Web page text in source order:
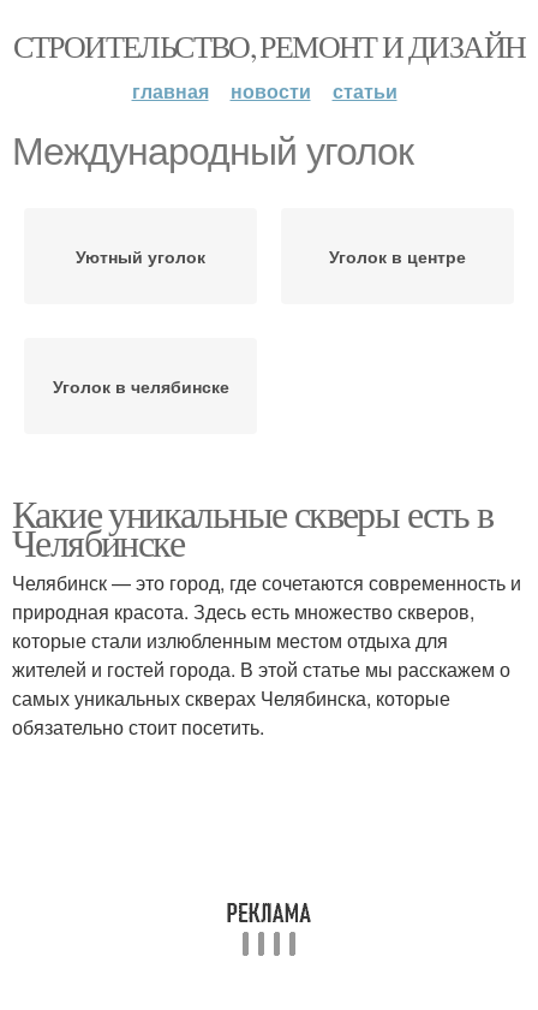
СТРОИТЕЛЬСТВО, РЕМОНТ И ДИЗАЙН
главная новости статьи
Международный уголок
Уютный уголок Уголок в центре
Уголок в челябинске
Какие уникальные скверы есть в
Челябинске
Челябинск — это город, где сочетаются современность и
природная красота. Здесь есть множество скверов,
которые стали излюбленным местом отдыха для
жителей и гостей города. В этой статье мы расскажем о
самых уникальных скверах Челябинска, которые
обязательно стоит посетить.